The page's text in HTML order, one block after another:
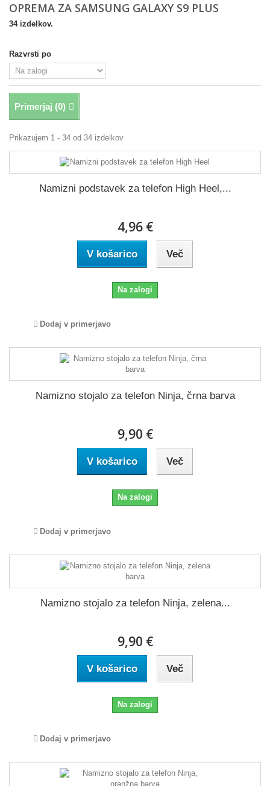
OPREMA ZA SAMSUNG GALAXY S9 PLUS
34 izdelkov.
Razvrsti po
Primerjaj (0)
Prikazujem 1 - 34 od 34 izdelkov
Namizni podstavek za telefon High Heel,...
4,96 €
V košarico Več
Na zalogi
Dodaj v primerjavo
Namizno stojalo za telefon Ninja, črna barva
9,90 €
V košarico Več
Na zalogi
Dodaj v primerjavo
Namizno stojalo za telefon Ninja, zelena...
9,90 €
V košarico Več
Na zalogi
Dodaj v primerjavo